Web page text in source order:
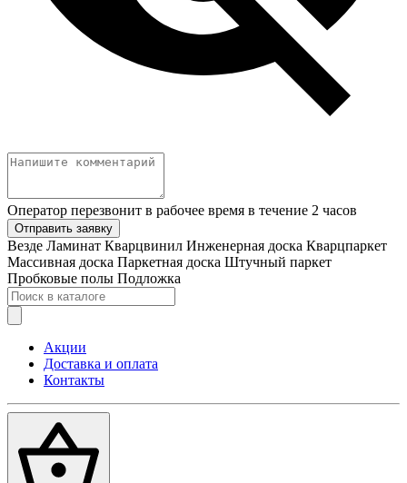
Оператор перезвонит в рабочее время в течение 2 часов
Отправить заявку
Везде Ламинат Кварцвинил Инженерная доска Кварцпаркет
Массивная доска Паркетная доска Штучный паркет
Пробковые полы Подложка
Акции
Доставка и оплата
Контакты